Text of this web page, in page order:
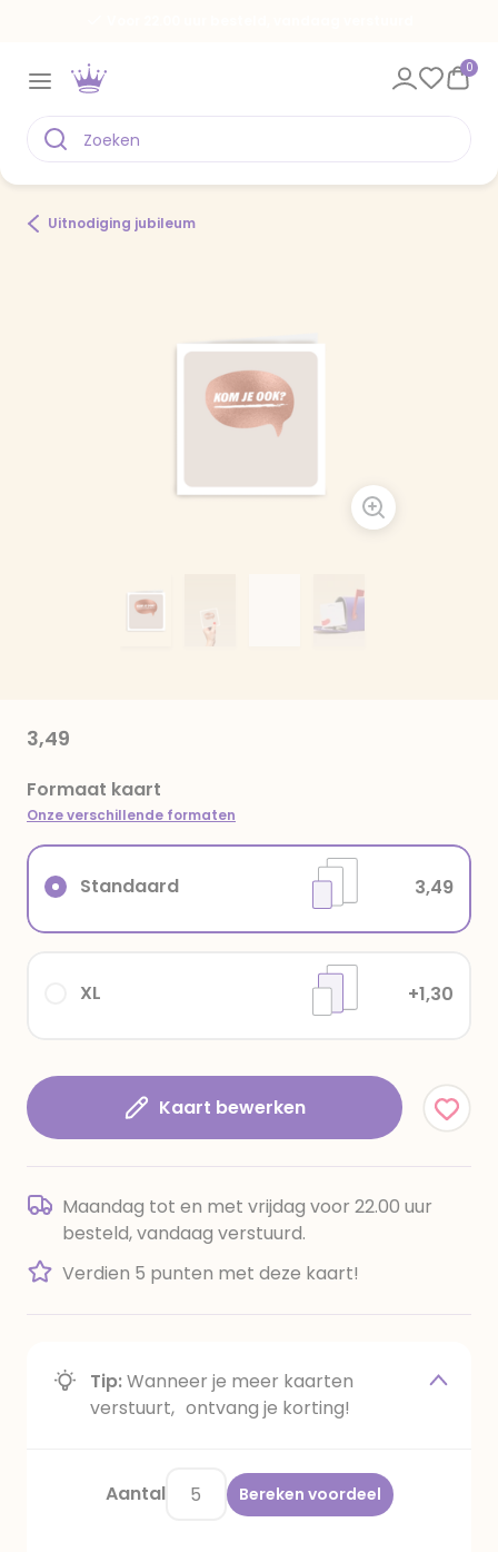
0
Uitnodiging jubileum
3,49
Formaat kaart
Onze verschillende formaten
XL +1,30
Standaard 3,49
Kaart bewerken
Maandag tot en met vrijdag voor 22.00 uur
besteld, vandaag verstuurd.
Verdien 5 punten met deze kaart!
Tip:Wanneer je meer kaarten
verstuurt, ontvang je korting!
Aantal Bereken voordeel